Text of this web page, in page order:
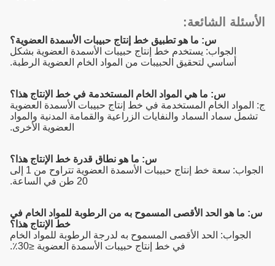
الأسئلة الشائعة:
س: ما هو تطبيق خط إنتاج حبيبات الأسمدة العضوية؟
الجواب: يستخدم خط إنتاج حبيبات الأسمدة العضوية بشكل
أساسي لتحقيق الحبيبات من المواد الخام العضوية الرطبة.
س: ما هي المواد الخام المستخدمة في خط الإنتاج هذا؟
ج: المواد الخام المستخدمة في خط إنتاج حبيبات الأسمدة العضوية
تشمل سماد السماد والنفايات الزراعية والقمامة المدنية والمواد
العضوية الأخرى.
س: ما هو نطاق قدرة خط الإنتاج هذا؟
الجواب: سعة خط إنتاج حبيبات الأسمدة العضوية تتراوح من 1 إلى
20 طن في الساعة.
س: ما هو الحد الأقصى المسموح به من الرطوبة للمواد الخام في
خط الإنتاج هذا؟
الجواب: الحد الأقصى المسموح به لدرجة الرطوبة للمواد الخام
في خط إنتاج حبيبات الأسمدة العضوية ≤30٪.